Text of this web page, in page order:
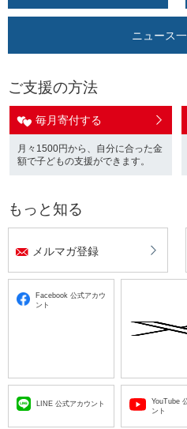
ニュース
ご支援の方法
毎月寄付する
月々1500円から、自分に合った金
額で子どもの支援ができます。
もっと知る
メルマガ登録
Facebook 公式アカウ
ント
LINE 公式アカウント
YouTube
ント